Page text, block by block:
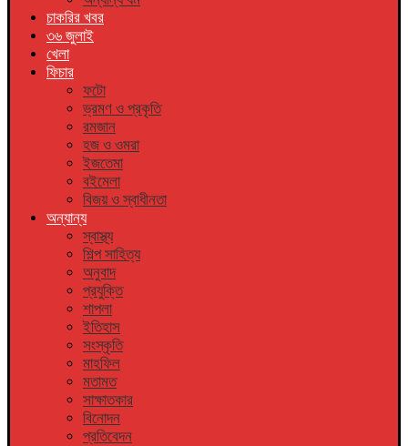
চাকরির খবর
৩৬ জুলাই
খেলা
ফিচার
ফটো
ভ্রমণ ও প্রকৃতি
রমজান
হজ ও ওমরা
ইজতেমা
বইমেলা
বিজয় ও স্বাধীনতা
অন্যান্য
স্বাস্থ্য
শিল্প সাহিত্য
অনুবাদ
প্রযুক্তি
শাপলা
ইতিহাস
সংস্কৃতি
মাহফিল
মতামত
সাক্ষাতকার
বিনোদন
প্রতিবেদন